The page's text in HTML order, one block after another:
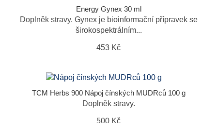
Energy Gynex 30 ml
Doplněk stravy. Gynex je bioinformační přípravek se
širokospektrálním...
453 Kč
TCM Herbs 900 Nápoj čínských MUDRců 100 g
Doplněk stravy.
500 Kč